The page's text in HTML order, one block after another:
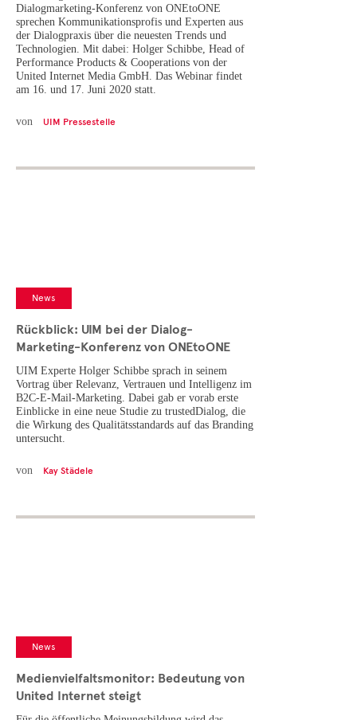
Dialogmarketing-Konferenz von ONEtoONE
sprechen Kommunikationsprofis und Experten aus
der Dialogpraxis über die neuesten Trends und
Technologien. Mit dabei: Holger Schibbe, Head of
Performance Products & Cooperations von der
United Internet Media GmbH. Das Webinar findet
am 16. und 17. Juni 2020 statt.
von UIM Pressestelle
News
Rückblick: UIM bei der Dialog-
Marketing-Konferenz von ONEtoONE
UIM Experte Holger Schibbe sprach in seinem
Vortrag über Relevanz, Vertrauen und Intelligenz im
B2C-E-Mail-Marketing. Dabei gab er vorab erste
Einblicke in eine neue Studie zu trustedDialog, die
die Wirkung des Qualitätsstandards auf das Branding
untersucht.
von Kay Städele
News
Medienvielfaltsmonitor: Bedeutung von
United Internet steigt